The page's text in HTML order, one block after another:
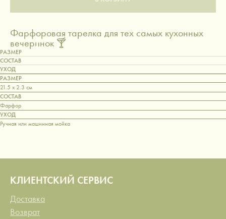
Фарфоровая тарелка для тех самых кухонных
вечеринок 🍸
РАЗМЕР
СОСТАВ
УХОД
РАЗМЕР
21.5 x 2.3 см
СОСТАВ
Фарфор
УХОД
Ручная или машинная мойка
КЛИЕНТСКИЙ СЕРВИС
Доставка
Возврат